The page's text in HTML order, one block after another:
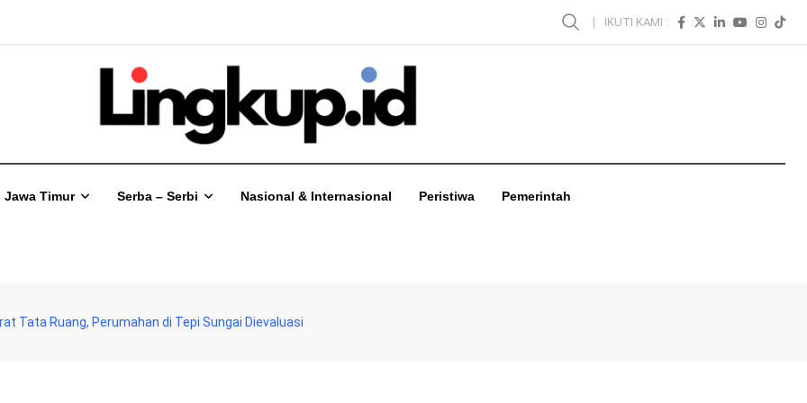
IKUTI KAMI :
Jawa Timur Serba – Serbi Nasional & Internasional Peristiwa Pemerintah
Tata Ruang, Perumahan di Tepi Sungai Dievaluasi